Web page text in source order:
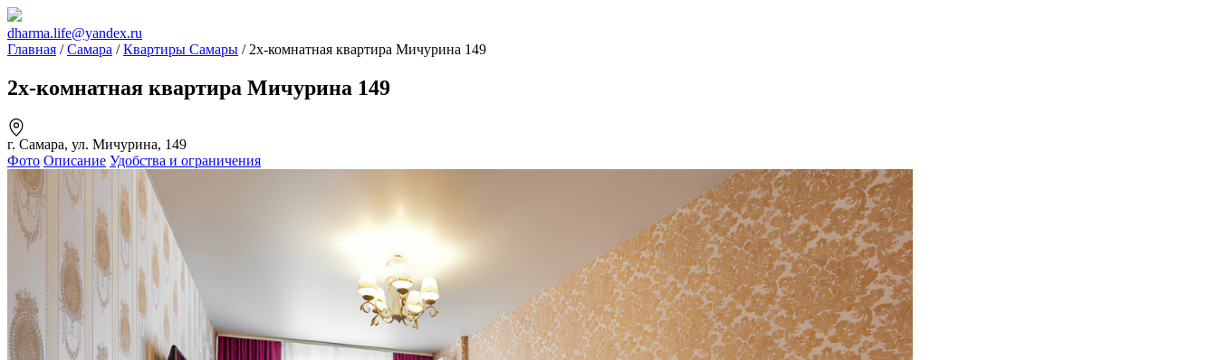
dharma.life@yandex.ru
Главная /Самара /Квартиры Самары / 2х-комнатная квартира Мичурина 149
2х-комнатная квартира Мичурина 149
г. Самара, ул. Мичурина, 149
Фото Описание Удобства и ограничения